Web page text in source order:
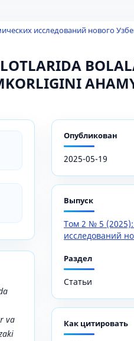
исследований нового
va
Опубликован
2025-05-19
Выпуск
Том 2 № 5
исследований
Раздел
Статьи
Как цитировать